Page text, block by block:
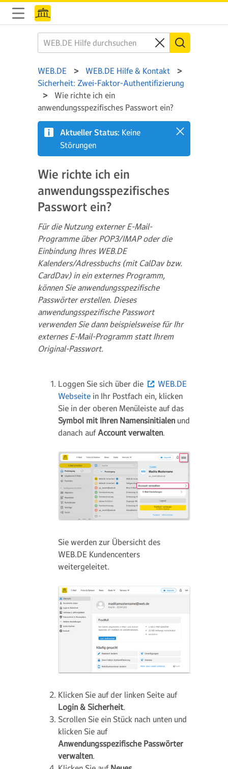
WEB.DE
WEB.DE Hilfe & Kontakt
Sicherheit: Zwei-Faktor-Authentifizierung
Wie richte ich ein
anwendungsspezifisches Passwort ein?
Aktueller Status: Keine
Störungen
Wie richte ich ein
anwendungsspezifisches
Passwort ein?
Für die Nutzung externer E-Mail-
Programme über POP3/IMAP oder die
Einbindung Ihres WEB.DE
Kalenders/Adressbuchs (mit CalDav bzw.
CardDav) in ein externes Programm,
können Sie anwendungsspezifische
Passwörter erstellen. Dieses
anwendungsspezifische Passwort
verwenden Sie dann beispielsweise für Ihr
externes E-Mail-Programm statt Ihrem
Original-Passwort.
Loggen Sie sich über die
WEB.DE
Webseite in Ihr Postfach ein, klicken
Sie in der oberen Menüleiste auf das
Symbol mit Ihren Namensinitialen und
danach aufAccount verwalten.
Sie werden zur Übersicht des
WEB.DE Kundencenters
weitergeleitet.
Klicken Sie auf der linken Seite auf
Login & Sicherheit.
Scrollen Sie ein Stück nach unten und
klicken Sie auf
Anwendungsspezifische Passwörter
verwalten.